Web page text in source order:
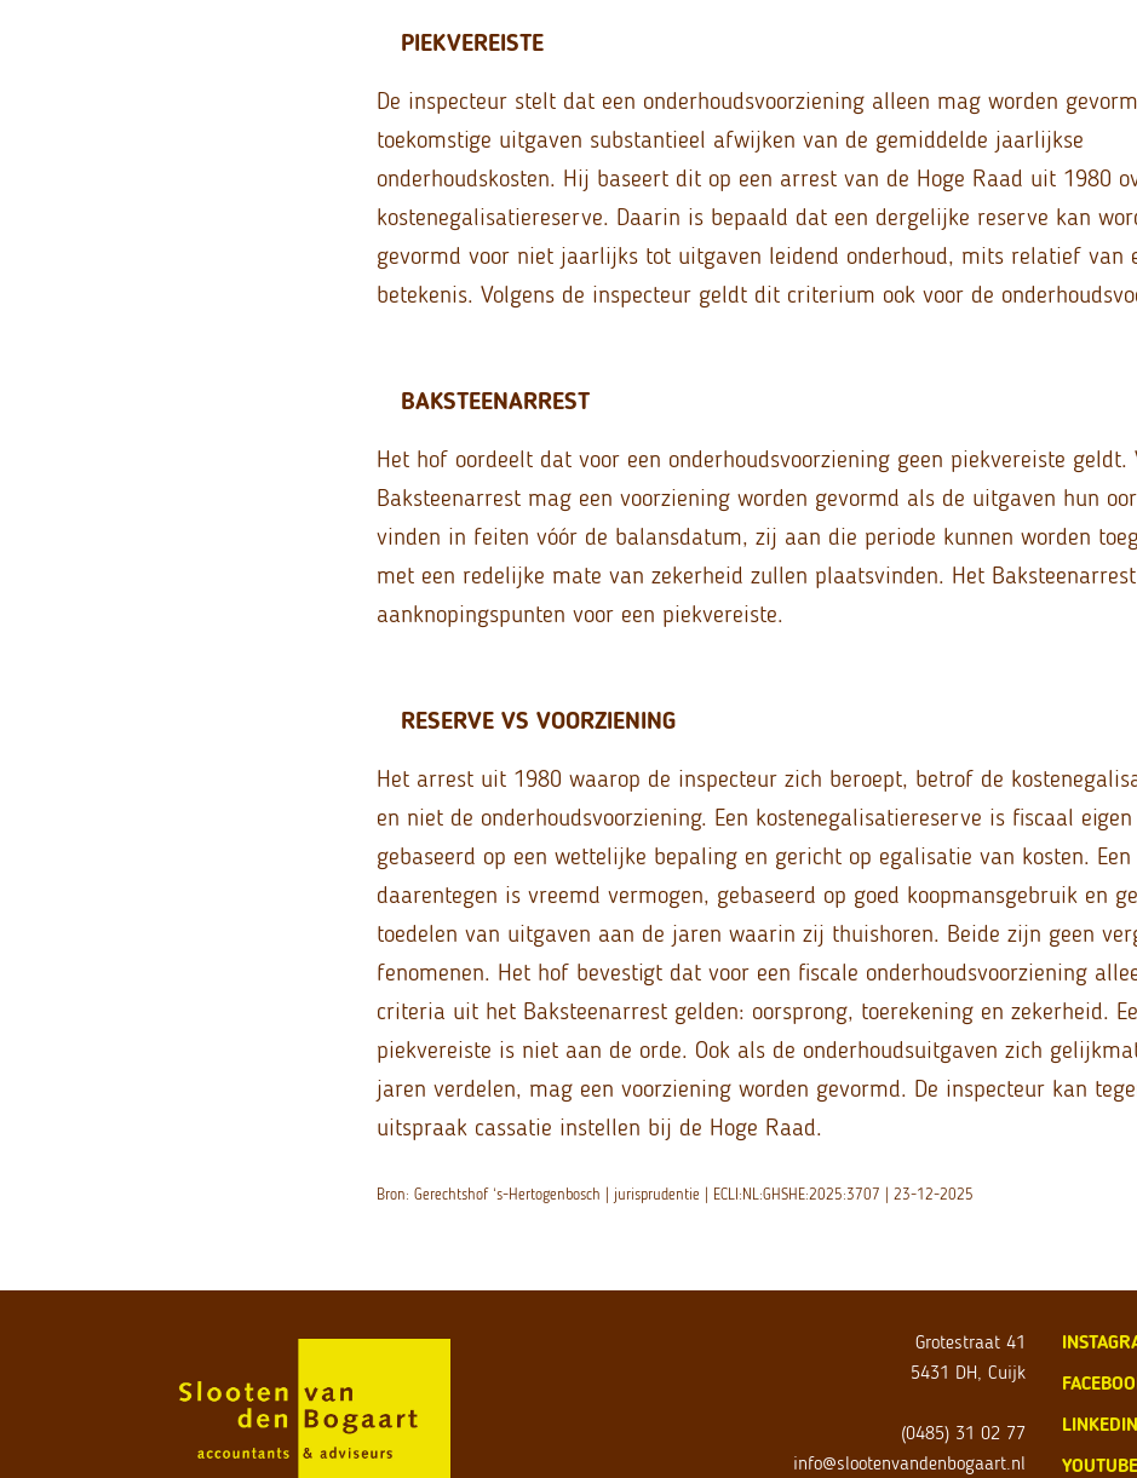
PIEKVEREISTE
De inspecteur stelt dat een onderhoudsvoorziening alleen mag worden
toekomstige uitgaven substantieel afwijken van de gemiddelde jaarlijkse
onderhoudskosten. Hij baseert dit op een arrest van de Hoge Raad uit 1980
kostenegalisatiereserve. Daarin is bepaald dat een dergelijke reserve kan
gevormd voor niet jaarlijks tot uitgaven leidend onderhoud, mits relatief van
betekenis. Volgens de inspecteur geldt dit criterium ook voor de
BAKSTEENARREST
Het hof oordeelt dat voor een onderhoudsvoorziening geen piekvereiste geldt.
Baksteenarrest mag een voorziening worden gevormd als de uitgaven hun
vinden in feiten vóór de balansdatum, zij aan die periode kunnen worden
met een redelijke mate van zekerheid zullen plaatsvinden. Het
aanknopingspunten voor een piekvereiste.
RESERVE VS VOORZIENING
Het arrest uit 1980 waarop de inspecteur zich beroept, betrof de
en niet de onderhoudsvoorziening. Een kostenegalisatiereserve is fiscaal
gebaseerd op een wettelijke bepaling en gericht op egalisatie van kosten.
daarentegen is vreemd vermogen, gebaseerd op goed koopmansgebruik en
toedelen van uitgaven aan de jaren waarin zij thuishoren. Beide zijn geen
fenomenen. Het hof bevestigt dat voor een fiscale onderhoudsvoorziening
criteria uit het Baksteenarrest gelden: oorsprong, toerekening en zekerheid.
piekvereiste is niet aan de orde. Ook als de onderhoudsuitgaven zich
jaren verdelen, mag een voorziening worden gevormd. De inspecteur kan
uitspraak cassatie instellen bij de Hoge Raad.
Bron: Gerechtshof ‘s-Hertogenbosch | jurisprudentie | ECLI:NL:GHSHE:2025:3707 | 23-12-2025
Grotestraat 41
5431 DH, Cuijk
(0485) 31 02 77
info@slootenvandenbogaart.nl
LINKEDIN
YOUTUBE